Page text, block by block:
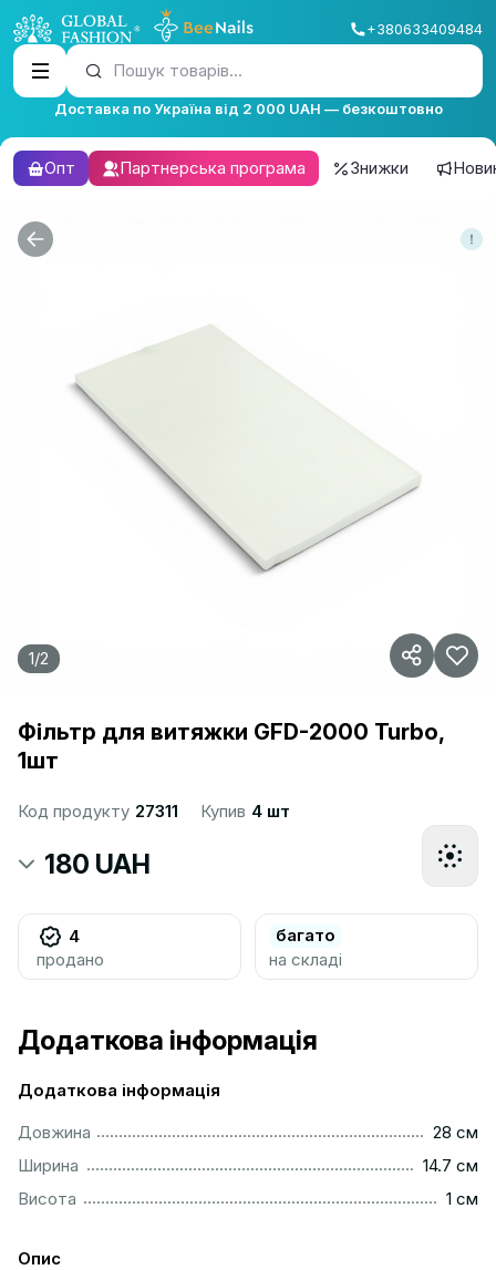
+380633409484
Пошук товарів...
Доставка по Україна від 2 000 UAH — безкоштовно
Опт Партнерська програма Знижки
1/2
Фільтр для витяжки GFD-2000 Turbo,
1шт
Код продукту 27311 Купив 4 шт
180 UAH
4
продано
багато
на складі
Додаткова інформація
Додаткова інформація
Довжина
28 см
Ширина
14.7 см
Висота
1 см
Опис